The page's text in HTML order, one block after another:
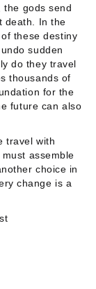
the gods send
death. In the
these destiny
sudden
do they travel
thousands of
for the
future can also
travel with
assemble
choice in
change is a